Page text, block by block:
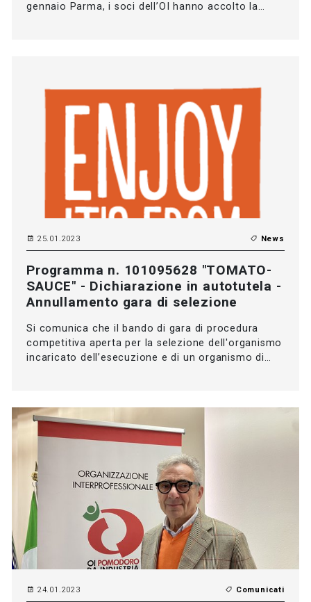
gennaio Parma, i soci dell’OI hanno accolto la…
25.01.2023 News
Programma n. 101095628 "TOMATO-
SAUCE" - Dichiarazione in autotutela -
Annullamento gara di selezione
Si comunica che il bando di gara di procedura
competitiva aperta per la selezione dell'organismo
incaricato dell’esecuzione e di un organismo di…
24.01.2023 Comunicati